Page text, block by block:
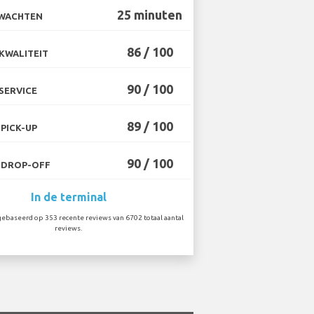
25 minuten
86 / 100
90 / 100
UP 89 / 100
OFF 90 / 100
In de terminal
op 353 recente reviews van 6702 totaal aantal
reviews.